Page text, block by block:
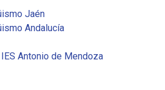
Jaén
Andalucía
Antonio de Mendoza